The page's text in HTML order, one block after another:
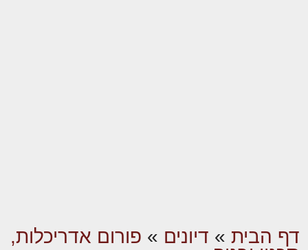
דף הבית » דיונים » פורום אדריכלות,